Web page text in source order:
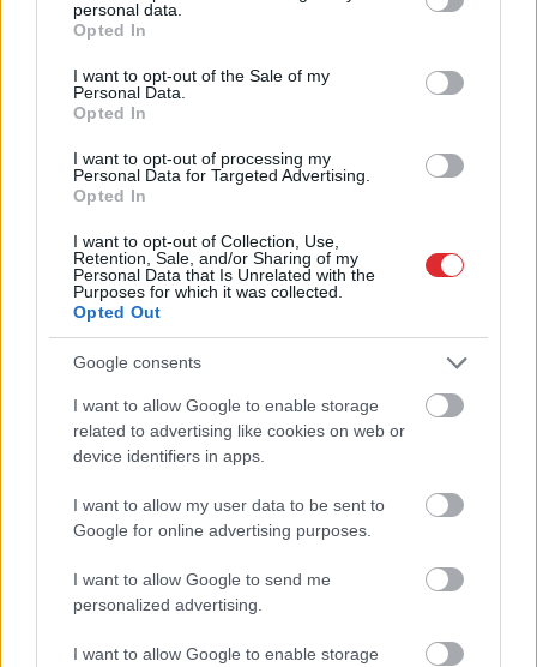
grant or deny consent to Google and its third-party tags to
use your data for below specified purposes in below Google
consent section.
personal data.
Opted In
I want to opt-out of the Sale of my
Personal Data.
Opted In
I want to opt-out of processing my
Personal Data for Targeted Advertising.
Opted In
I want to opt-out of Collection, Use,
Retention, Sale, and/or Sharing of my
Personal Data that Is Unrelated with the
Purposes for which it was collected.
Opted Out
Google consents
I want to allow Google to enable storage
related to advertising like cookies on web or
device identifiers in apps.
I want to allow my user data to be sent to
Google for online advertising purposes.
I want to allow Google to send me
personalized advertising.
I want to allow Google to enable storage
Horoskopi9. augustam.
Šodien centies rīkoties tā,
kā tev pašam šķiet pareizi
Atcelt Ziņot